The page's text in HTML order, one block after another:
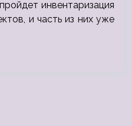
инвентаризация
и часть из них уже